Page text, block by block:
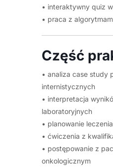
• interaktywny quiz
• praca z
Część
• analiza case study
internistycznych
• interpretacja
laboratoryjnych
• planowanie
• ćwiczenia z
• postępowanie z
onkologicznym